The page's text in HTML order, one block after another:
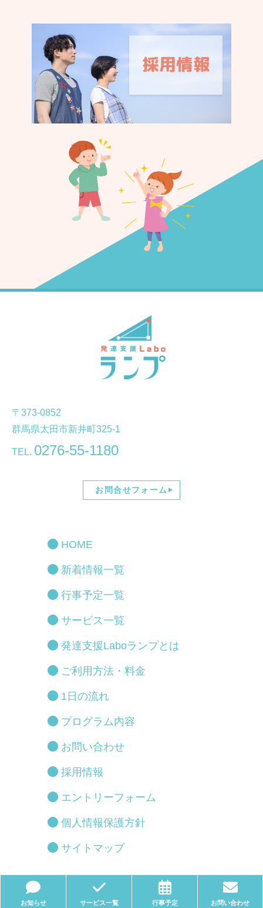
〒373-0852
群馬県太田市新井町325-1
TEL. 0276-55-1180
お問合せフォーム
HOME
新着情報一覧
行事予定一覧
サービス一覧
発達支援Laboランプとは
ご利用方法・料金
1日の流れ
プログラム内容
お問い合わせ
採用情報
エントリーフォーム
個人情報保護方針
サイトマップ
お知らせ サービス一覧 行事予定 お問い合わせ